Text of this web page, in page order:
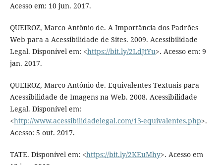
Acesso em: 10 jun. 2017.
QUEIROZ, Marco Antônio de. A Importância dos Padrões
Web para a Acessibilidade de Sites. 2009. Acessibilidade
Legal. Disponível em: <https://bit.ly/2LdJtYu>. Acesso em: 9
jan. 2017.
QUEIROZ, Marco Antônio de. Equivalentes Textuais para
Acessibilidade de Imagens na Web. 2008. Acessibilidade
Legal. Disponível em:
<http://www.acessibilidadelegal.com/13-equivalentes.php>.
Acesso: 5 out. 2017.
TATE. Disponível em: <https://bit.ly/2KEuMhy>. Acesso em